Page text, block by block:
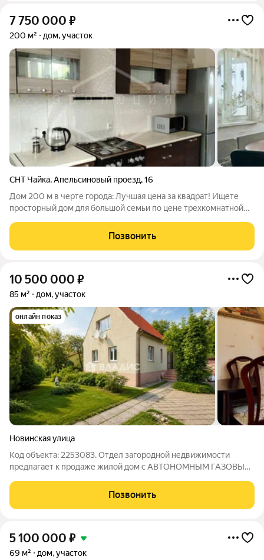
7 750 000 ₽
200 м² дом, участок
СНТ Чайка,Апельсиновый проезд,16
Дом 200 м в черте города: Лучшая цена за квадрат! Ищете
просторный дом для большой семьи по цене трехкомнатной
«Чайка»Продается добротный, основательный дом площадью
200 кв.м. на участке 6 соток. Это не
Позвонить
10 500 000 ₽
85 м² дом, участок
онлайн показ
Новинская улица
Код объекта: 2253083. Отдел загородной недвижимости
предлагает к продаже жилой дом с АВТОНОМНЫМ ГАЗОВЫМ
Калининграда в 15 минутах от центра города, среди
исторической немецкой застройки. Ориентиры: ул.
Позвонить
5 100 000 ₽
69 м² дом, участок